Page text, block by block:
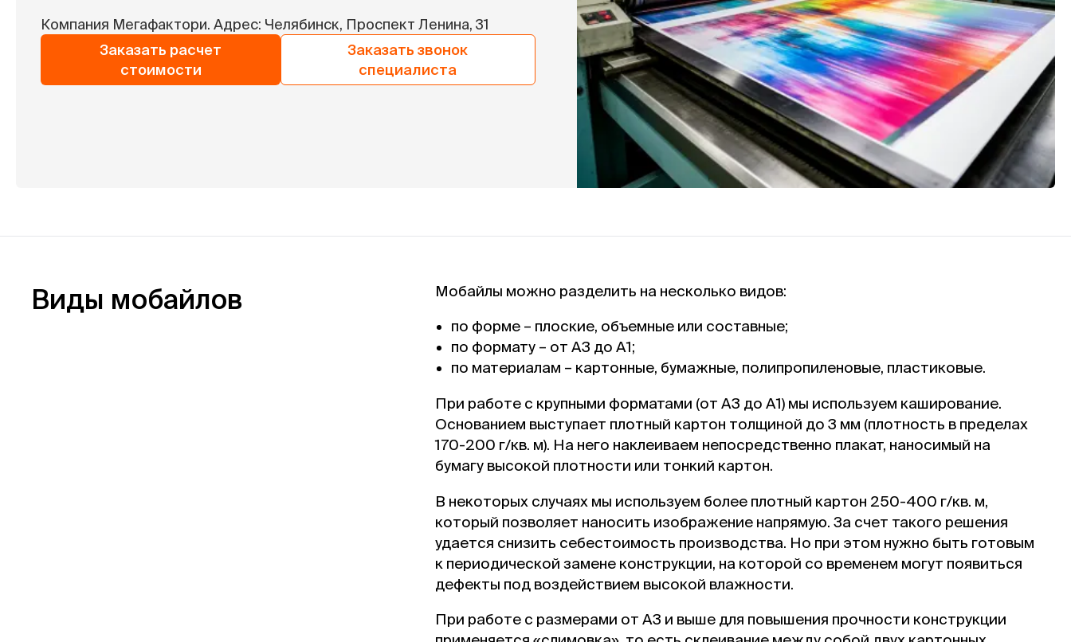
Компания Мегафактори. Адрес: Челябинск, Проспект Ленина, 31
Заказать расчет
стоимости
Заказать звонок
специалиста
Виды мобайлов Мобайлы можно разделить на несколько видов:
по форме – плоские, объемные или составные;
по формату – от А3 до А1;
по материалам – картонные, бумажные, полипропиленовые, пластиковые.
При работе с крупными форматами (от А3 до А1) мы используем каширование.
Основанием выступает плотный картон толщиной до 3 мм (плотность в пределах
170-200 г/кв. м). На него наклеиваем непосредственно плакат, наносимый на
бумагу высокой плотности или тонкий картон.
В некоторых случаях мы используем более плотный картон 250-400 г/кв. м,
который позволяет наносить изображение напрямую. За счет такого решения
удается снизить себестоимость производства. Но при этом нужно быть готовым
к периодической замене конструкции, на которой со временем могут появиться
дефекты под воздействием высокой влажности.
При работе с размерами от А3 и выше для повышения прочности конструкции